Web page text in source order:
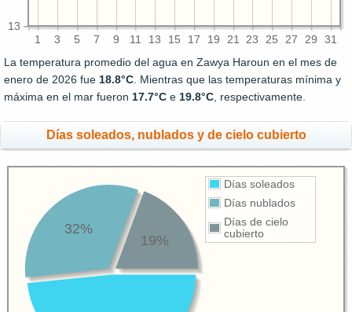
1 3 5 7 9 11 13 15 17 19 21 23 25 27 29 31
13
La temperatura promedio del agua en Zawya Haroun en el mes de
enero de 2026 fue 18.8°C. Mientras que las temperaturas mínima y
máxima en el mar fueron 17.7°C e 19.8°C, respectivamente.
Días soleados, nublados y de cielo cubierto
Días soleados
Días nublados
Días de cielo
cubierto
32%
19%